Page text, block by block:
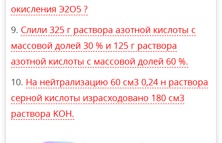
окисления Э2O5 ?
Слили 325 г раствора азотной кислоты с
массовой долей 30 % и 125 г раствора
азотной кислоты с массовой долей 60 %.
На нейтрализацию 60 см3 0,24 н раствора
серной кислоты израсходовано 180 см3
раствора KOH.